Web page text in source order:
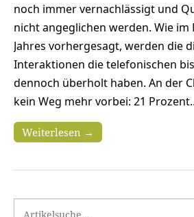
noch immer vernachlässigt und
nicht angeglichen werden. Wie im
Jahres vorhergesagt, werden die
Interaktionen die telefonischen
dennoch überholt haben. An der
kein Weg mehr vorbei: 21
Weiterlesen →